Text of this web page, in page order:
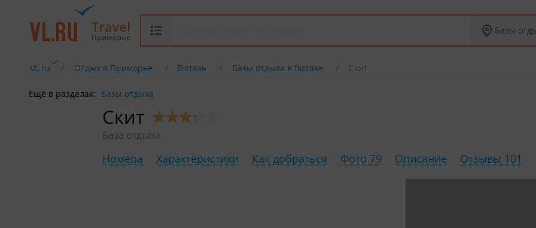
Базы
VL.ru Отдых в Приморье Витязь Базы отдыха в Витязе Скит
Ещё в разделах: Базы отдыха
Скит
База отдыха
Номера Характеристики Как добраться Фото 79 Описание Отзывы 101